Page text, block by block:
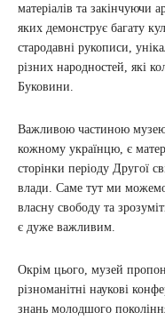
матеріалів та закінчуючи
яких демонструє багату
стародавні рукописи,
різних народностей, які
Буковини.
Важливою частиною
кожному українцю, є
сторінки періоду Другої
влади. Саме тут ми
власну свободу та
є дуже важливим.
Окрім цього, музей
різноманітні наукові
знань молодшого